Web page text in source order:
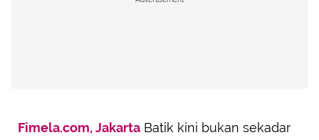
Fimela.com, Jakarta Batik kini bukan sekadar